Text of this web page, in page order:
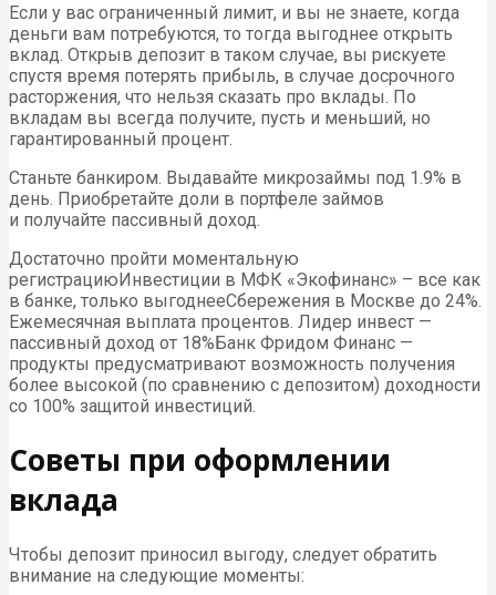
Если у вас ограниченный лимит, и вы не знаете, когда
деньги вам потребуются, то тогда выгоднее открыть
вклад. Открыв депозит в таком случае, вы рискуете
спустя время потерять прибыль, в случае досрочного
расторжения, что нельзя сказать про вклады. По
вкладам вы всегда получите, пусть и меньший, но
гарантированный процент.
Станьте банкиром. Выдавайте микрозаймы под 1.9% в
день. Приобретайте доли в портфеле займов
и получайте пассивный доход.
Достаточно пройти моментальную
регистрациюИнвестиции в МФК «Экофинанс» – все как
в банке, только выгоднееСбережения в Москве до 24%.
Ежемесячная выплата процентов. Лидер инвест —
пассивный доход от 18%Банк Фридом Финанс —
продукты предусматривают возможность получения
более высокой (по сравнению с депозитом) доходности
со 100% защитой инвестиций.
Советы при оформлении
вклада
Чтобы депозит приносил выгоду, следует обратить
внимание на следующие моменты: